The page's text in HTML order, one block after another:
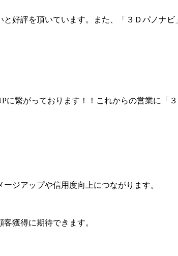
好評を頂いています。また、「３Ｄパノナ
繋がっております！！これからの営業に「
ジアップや信用度向上につながります。
獲得に期待できます。